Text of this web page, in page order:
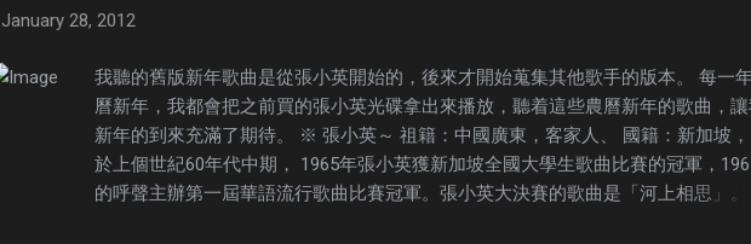
January 28, 2012
我聽的舊版新年歌曲是從張小英開始的，後來才開始蒐集其他歌手的版本。 每一
曆新年，我都會把之前買的張小英光碟拿出來播放，聽着這些農曆新年的歌曲，
新年的到來充滿了期待。 ※ 張小英～ 祖籍：中國廣東，客家人、 國籍：新加坡
於上個世紀60年代中期， 1965年張小英獲新加坡全國大學生歌曲比賽的冠軍，
的呼聲主辦第一屆華語流行歌曲比賽冠軍。張小英大決賽的歌曲是「河上相思」